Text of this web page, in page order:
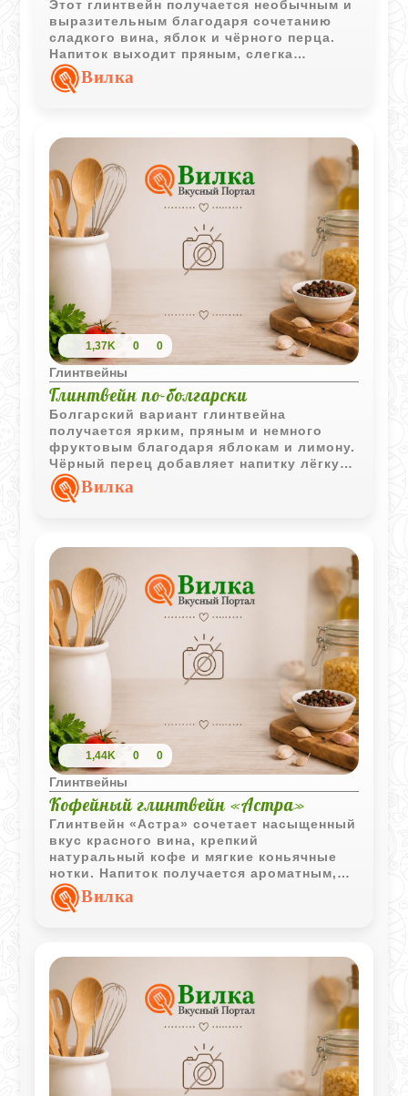
Этот глинтвейн получается необычным и
выразительным благодаря сочетанию
сладкого вина, яблок и чёрного перца.
Напиток выходит пряным, слегка
согревающим и с ярким ароматом
специй, который особенно раскрывается
Вилка
1,37K 0 0
Глинтвейны
Глинтвейн по-болгарски
Болгарский вариант глинтвейна
получается ярким, пряным и немного
фруктовым благодаря яблокам и лимону.
Чёрный перец добавляет напитку лёгкую
согревающую остроту, а сочетание
корицы и гвоздики делает аромат
Вилка
1,44K 0 0
Глинтвейны
Кофейный глинтвейн «Астра»
Глинтвейн «Астра» сочетает насыщенный
вкус красного вина, крепкий
натуральный кофе и мягкие коньячные
нотки. Напиток получается ароматным,
согревающим и особенно уютным для
холодного вечера.
Вилка